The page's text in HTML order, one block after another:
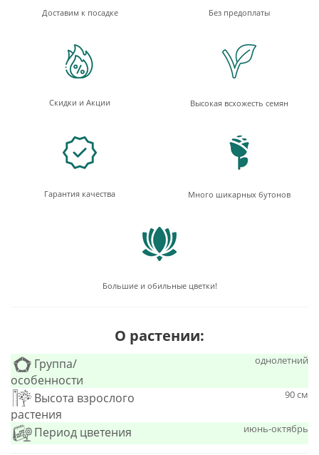
Доставим к посадке Без предоплаты
Скидки и Акции Высокая всхожесть семян
Гарантия качества Много шикарных бутонов
Большие и обильные цветки!
О растении:
Группа/
особенности
однолетний
Высота взрослого
растения
90 см
Период цветения июнь-октябрь